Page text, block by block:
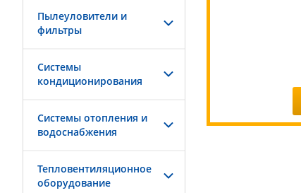
Пылеуловители и
фильтры
Системы
кондиционирования
Системы отопления и
водоснабжения
Тепловентиляционное
оборудование